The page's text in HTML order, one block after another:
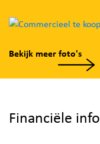
Bekijk meer foto's
Financiële info